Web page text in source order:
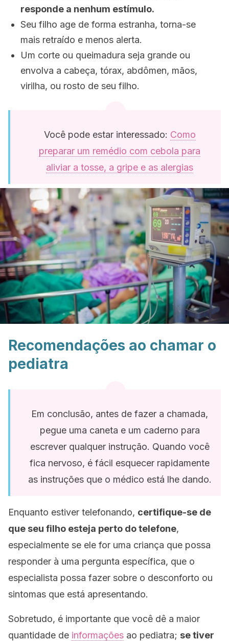
responde a nenhum estímulo.
Seu filho age de forma estranha, torna-se
mais retraído e menos alerta.
Um corte ou queimadura seja grande ou
envolva a cabeça, tórax, abdômen, mãos,
virilha, ou rosto de seu filho.
Você pode estar interessado: Como
preparar um remédio com cebola para
aliviar a tosse, a gripe e as alergias
Recomendações ao chamar o
pediatra
Em conclusão, antes de fazer a chamada,
pegue uma caneta e um caderno para
escrever qualquer instrução. Quando você
fica nervoso, é fácil esquecer rapidamente
as instruções que o médico está lhe dando.
Enquanto estiver telefonando, certifique-se de
que seu filho esteja perto do telefone,
especialmente se ele for uma criança que possa
responder à uma pergunta específica, que o
especialista possa fazer sobre o desconforto ou
sintomas que está apresentando.
Sobretudo, é importante que você dê a maior
quantidade de informações ao pediatra; se tiver